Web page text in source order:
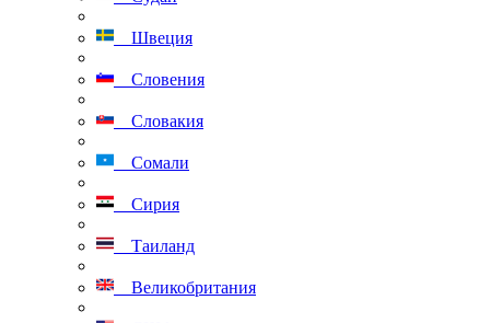
Швеция
Словения
Словакия
Сомали
Сирия
Таиланд
Великобритания